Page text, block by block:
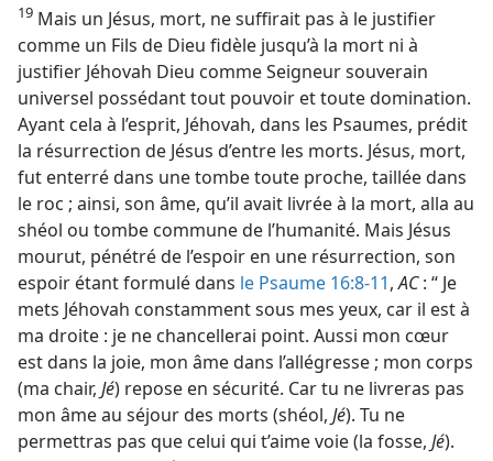
19 Mais un Jésus, mort, ne suffirait pas à le justifier
comme un Fils de Dieu fidèle jusqu’à la mort ni à
justifier Jéhovah Dieu comme Seigneur souverain
universel possédant tout pouvoir et toute domination.
Ayant cela à l’esprit, Jéhovah, dans les Psaumes, prédit
la résurrection de Jésus d’entre les morts. Jésus, mort,
fut enterré dans une tombe toute proche, taillée dans
le roc ; ainsi, son âme, qu’il avait livrée à la mort, alla au
shéol ou tombe commune de l’humanité. Mais Jésus
mourut, pénétré de l’espoir en une résurrection, son
espoir étant formulé dans le Psaume 16:8-11,AC: “ Je
mets Jéhovah constamment sous mes yeux, car il est à
ma droite : je ne chancellerai point. Aussi mon cœur
est dans la joie, mon âme dans l’allégresse ; mon corps
(ma chair, Jé) repose en sécurité. Car tu ne livreras pas
mon âme au séjour des morts (shéol, Jé). Tu ne
permettras pas que celui qui t’aime voie (la fosse, Jé).